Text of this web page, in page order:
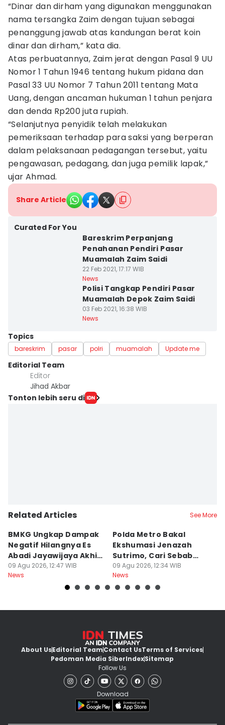
“Dinar dan dirham yang digunakan menggunakan
nama tersangka Zaim dengan tujuan sebagai
penanggung jawab atas kandungan berat koin
dinar dan dirham,” kata dia.
Atas perbuatannya, Zaim jerat dengan Pasal 9 UU
Nomor 1 Tahun 1946 tentang hukum pidana dan
Pasal 33 UU Nomor 7 Tahun 2011 tentang Mata
Uang, dengan ancaman hukuman 1 tahun penjara
dan denda Rp200 juta rupiah.
“Selanjutnya penyidik telah melakukan
pemeriksaan terhadap para saksi yang berperan
dalam pelaksanaan pedagangan tersebut, yaitu
pengawasan, pedagang, dan juga pemilik lapak,”
ujar Ahmad.
Share Article
Curated For You
Bareskrim Perpanjang
Penahanan Pendiri Pasar
Muamalah Zaim Saidi
22 Feb 2021, 17:17 WIB
News
Polisi Tangkap Pendiri Pasar
Muamalah Depok Zaim Saidi
03 Feb 2021, 16:38 WIB
News
Topics
bareskrim pasar polri muamalah Update me
Editorial Team
Editor
Jihad Akbar
Tonton lebih seru di
Related Articles See More
BMKG Ungkap Dampak
Negatif Hilangnya Es
Abadi Jayawijaya Akhir
2026
09 Agu 2026, 12:47 WIB
News
Polda Metro Bakal
Ekshumasi Jenazah
Sutrimo, Cari Sebab
Kematian
09 Agu 2026, 12:34 WIB
News
About UsEditorial TeamContact UsTerms of Services
Pedoman Media SiberIndexSitemap
Follow Us
Download